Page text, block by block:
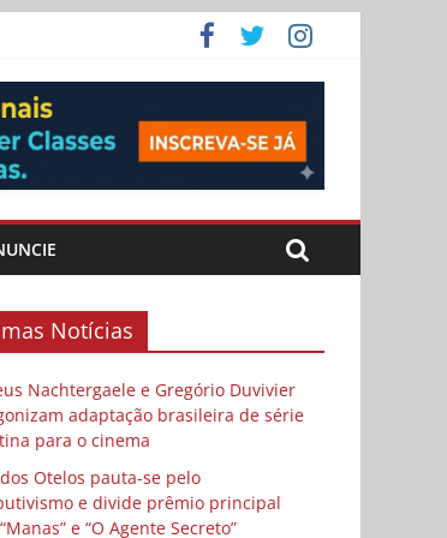
Notícias
Nachtergaele e Gregório Duvivier
adaptação brasileira de série
para o cinema
Otelos pauta-se pelo
e divide prêmio principal
e “O Agente Secreto”